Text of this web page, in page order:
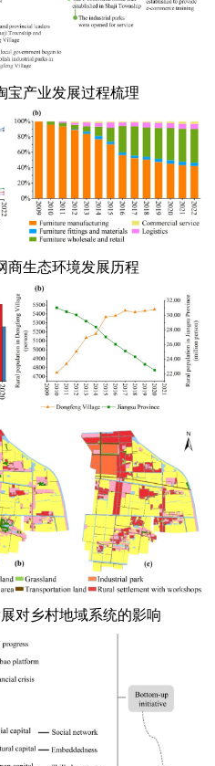
宝产业发展过程梳理
商生态环境发展历程
对乡村地域系统的影响